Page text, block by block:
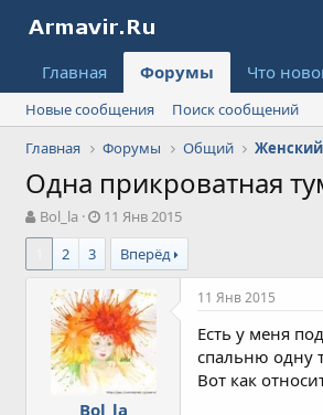
Главная Форумы Что
Новые сообщения
Поиск сообщений
Главная
Форумы Общий Женский
Одна прикроватная
А
в
о
Bol_la
Д
а
а
н
а
ч
а
л
а
11 Янв 2015
2 3 Вперёд
Bol_la
11 Янв 2015
Есть у меня
спальню одну
Вот как